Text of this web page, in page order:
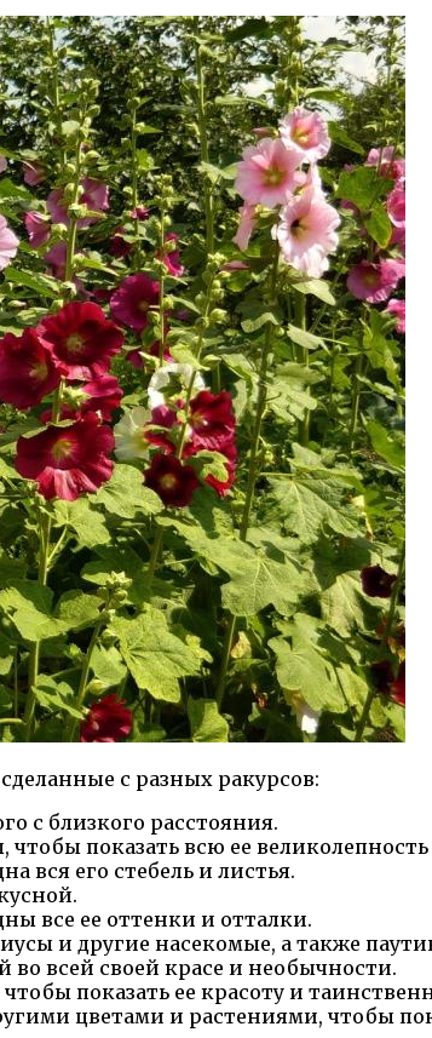
с разных ракурсов:
с близкого расстояния.
показать всю ее великолепность
вся его стебель и листья.
все ее оттенки и отталки.
и другие насекомые, а также
всей своей красе и необычности.
показать ее красоту и
цветами и растениями, чтобы